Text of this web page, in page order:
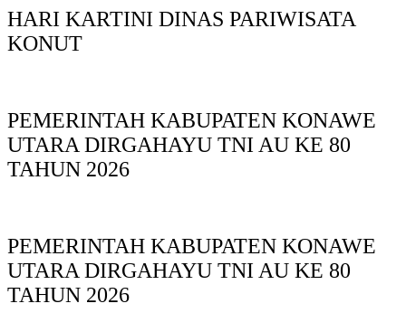
HARI KARTINI DINAS PARIWISATA
KONUT
PEMERINTAH KABUPATEN KONAWE
UTARA DIRGAHAYU TNI AU KE 80
TAHUN 2026
PEMERINTAH KABUPATEN KONAWE
UTARA DIRGAHAYU TNI AU KE 80
TAHUN 2026